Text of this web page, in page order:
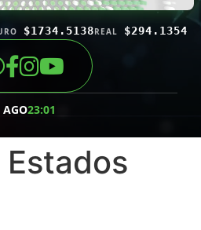
$1734.5138REAL $294.1354
AGO23:01
Estados